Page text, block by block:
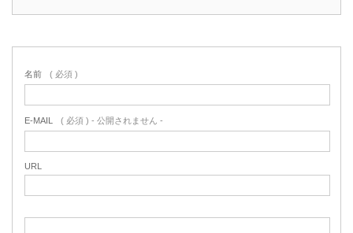
名前 ( 必須 )
E-MAIL ( 必須 ) - 公開されません -
URL